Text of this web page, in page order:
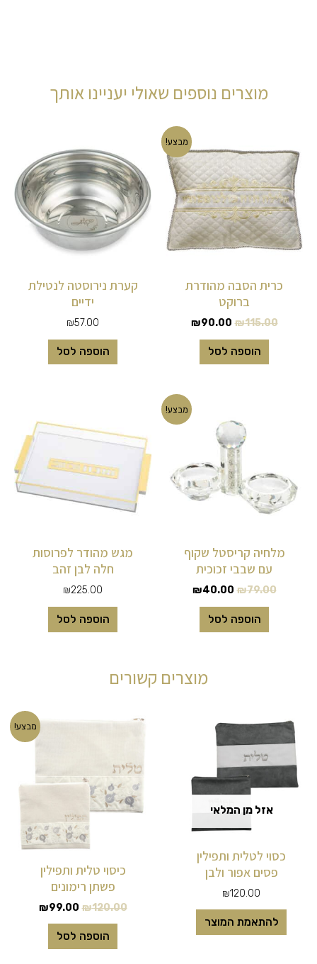
מוצרים נוספים שאולי יעניינו אותך
מבצע!
כרית הסבה מהודרת
ברוקט
₪115.00
המקורי
היה:
₪115.00.
₪90.00
המחיר
הנוכחי
הוא:
₪90.00.
הוספה לסל
קערת נירוסטה לנטילת
ידיים
₪57.00
הוספה לסל
מבצע!
מלחיה קריסטל שקוף
עם שבבי זכוכית
₪79.00
₪79.00.
₪40.00
המחיר
הנוכחי
הוספה לסל
מגש מהודר לפרוסות
חלה לבן זהב
₪225.00
הוספה לסל
מוצרים קשורים
אזל מן המלאי
כסוי לטלית ותפילין
פסים אפור ולבן
₪120.00
להתאמת המוצר
מבצע!
כיסוי טלית ותפילין
פשתן רימונים
₪120.00
המחיר
₪99.00
המחיר
הנוכחי
הוספה לסל